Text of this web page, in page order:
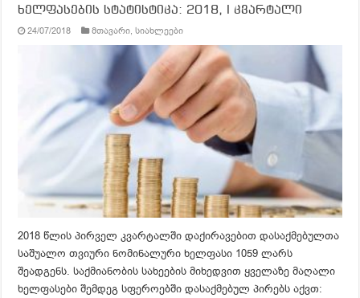
ხელფასების სტატისტიკა: 2018, I კვარტალი
24/07/2018 მთავარი,სიახლეები
2018 წლის პირველ კვარტალში დაქირავებით დასაქმებულთა
საშუალო თვიური ნომინალური ხელფასი 1059 ლარს
შეადგენს. საქმიანობის სახეების მიხედვით ყველაზე მაღალი
ხელფასები შემდეგ სფეროებში დასაქმებულ პირებს აქვთ: